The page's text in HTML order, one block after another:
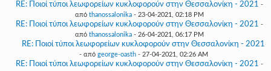
RE: Ποιοί τύποι λεωφορείων κυκλοφορούν στην Θεσσαλονίκη - 2021 -
από thanossalonika - 23-04-2021, 02:18 PM
RE: Ποιοί τύποι λεωφορείων κυκλοφορούν στην Θεσσαλονίκη - 2021 -
από thanossalonika - 26-04-2021, 06:17 PM
RE: Ποιοί τύποι λεωφορείων κυκλοφορούν στην Θεσσαλονίκη - 2021
- από george-oasth- 27-04-2021, 02:26 AM
RE: Ποιοί τύποι λεωφορείων κυκλοφορούν στην Θεσσαλονίκη - 2021 -